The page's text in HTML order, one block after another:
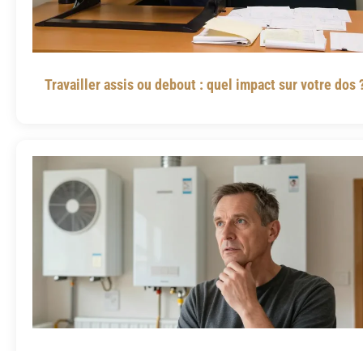
Travailler assis ou debout : quel impact sur votre dos